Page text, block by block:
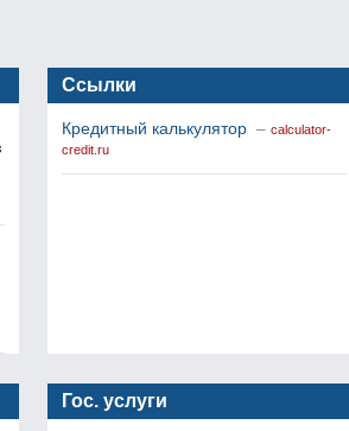
Ссылки
Кредитный калькулятор – calculator-
credit.ru
Гос. услуги